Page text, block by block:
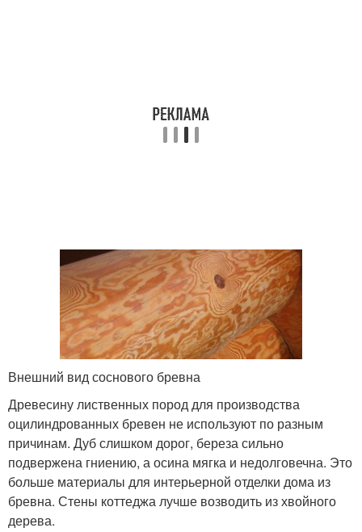
Внешний вид соснового бревна
Древесину лиственных пород для производства
оцилиндрованных бревен не используют по разным
причинам. Дуб слишком дорог, береза сильно
подвержена гниению, а осина мягка и недолговечна. Это
больше материалы для интерьерной отделки дома из
бревна. Стены коттеджа лучше возводить из хвойного
дерева.